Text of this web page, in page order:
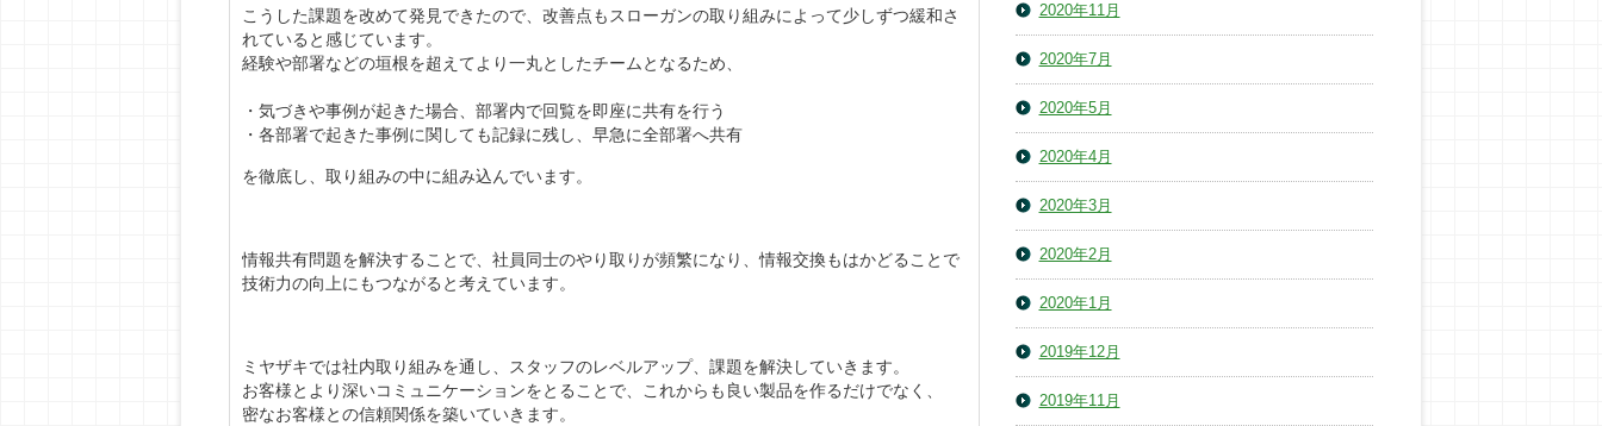
こうした課題を改めて発見できたので、改善点もスローガンの取り組みによって少しずつ緩和さ
れていると感じています。
経験や部署などの垣根を超えてより一丸としたチームとなるため、
・気づきや事例が起きた場合、部署内で回覧を即座に共有を行う
・各部署で起きた事例に関しても記録に残し、早急に全部署へ共有
を徹底し、取り組みの中に組み込んでいます。
情報共有問題を解決することで、社員同士のやり取りが頻繁になり、情報交換もはかどることで
技術力の向上にもつながると考えています。
ミヤザキでは社内取り組みを通し、スタッフのレベルアップ、課題を解決していきます。
お客様とより深いコミュニケーションをとることで、これからも良い製品を作るだけでなく、
密なお客様との信頼関係を築いていきます。
2020年11月
2020年7月
2020年5月
2020年4月
2020年3月
2020年2月
2020年1月
2019年12月
2019年11月